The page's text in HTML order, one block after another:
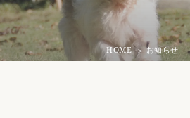
HOME お知らせ